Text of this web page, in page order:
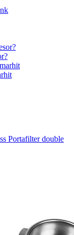
Portafilter double